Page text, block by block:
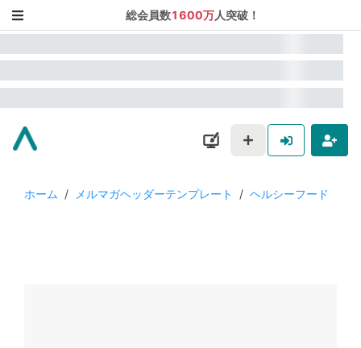
総会員数1600万人突破！
ホーム / メルマガヘッダーテンプレート / ヘルシーフード